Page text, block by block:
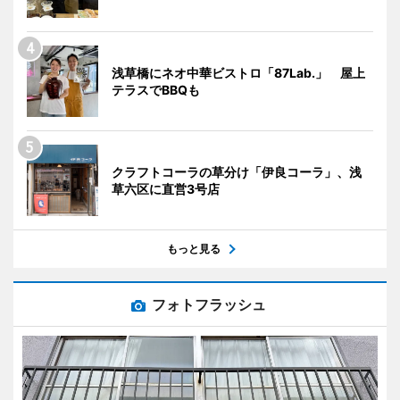
浅草橋にネオ中華ビストロ「87Lab.」 屋上
テラスでBBQも
クラフトコーラの草分け「伊良コーラ」、浅
草六区に直営3号店
もっと見る
フォトフラッシュ